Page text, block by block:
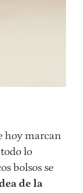
hoy marcan
lo
bolsos se
de la